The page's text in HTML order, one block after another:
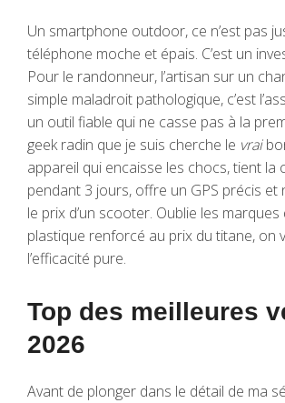
Un smartphone outdoor, ce n’est pas
téléphone moche et épais. C’est un
Pour le randonneur, l’artisan sur un
simple maladroit pathologique, c’est
un outil fiable qui ne casse pas à la
geek radin que je suis cherche le vrai
appareil qui encaisse les chocs, tient la
pendant 3 jours, offre un GPS précis et
le prix d’un scooter. Oublie les
plastique renforcé au prix du titane, on
l’efficacité pure.
Top des meilleures
2026
Avant de plonger dans le détail de ma